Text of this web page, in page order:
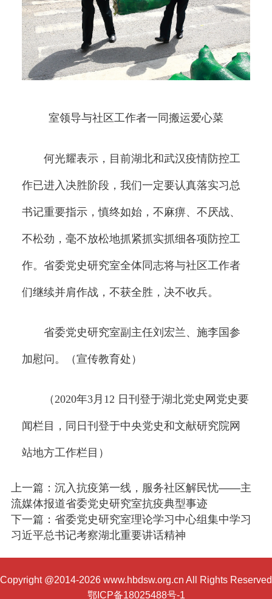
室领导与社区工作者一同搬运爱心菜
何光耀表示，目前湖北和武汉疫情防控工
作已进入决胜阶段，我们一定要认真落实习总
书记重要指示，慎终如始，不麻痹、不厌战、
不松劲，毫不放松地抓紧抓实抓细各项防控工
作。省委党史研究室全体同志将与社区工作者
们继续并肩作战，不获全胜，决不收兵。
省委党史研究室副主任刘宏兰、施李国参
加慰问。（宣传教育处）
（2020年3月12 日刊登于湖北党史网党史要
闻栏目，同日刊登于中央党史和文献研究院网
站地方工作栏目）
上一篇：沉入抗疫第一线，服务社区解民忧——主
流媒体报道省委党史研究室抗疫典型事迹
下一篇：省委党史研究室理论学习中心组集中学习
习近平总书记考察湖北重要讲话精神
Copyright @2014-2026 www.hbdsw.org.cn All Rights Reserved
鄂ICP备18025488号-1